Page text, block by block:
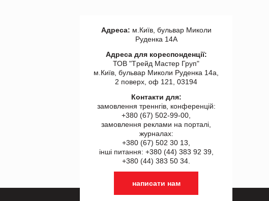
Адреса: м.Київ, бульвар Миколи
Руденка 14А
Адреса для кореспонденції:
ТОВ "Tрейд Мастер Груп"
м.Київ, бульвар Миколи Руденка 14а,
2 поверх, оф 121, 03194
Контакти для:
замовлення треннгів, конференцій:
+380 (67) 502-99-00,
замовлення реклами на порталі,
журналах:
+380 (67) 502 30 13,
інші питання: +380 (44) 383 92 39,
+380 (44) 383 50 34.
написати нам